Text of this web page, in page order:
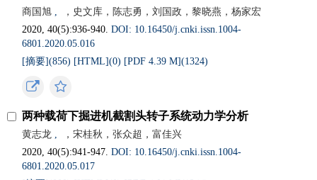
商国旭 ,
，史文库，陈志勇，刘国政，黎晓燕，杨家宏
2020, 40(5):936-940.DOI: 10.16450/j.cnki.issn.1004-
6801.2020.05.016
[摘要](856) [HTML](0) [PDF 4.39 M](1324)
两种载荷下掘进机截割头转子系统动力学分析
黄志龙 ,
，宋桂秋，张众超，富佳兴
2020, 40(5):941-947.DOI: 10.16450/j.cnki.issn.1004-
6801.2020.05.017